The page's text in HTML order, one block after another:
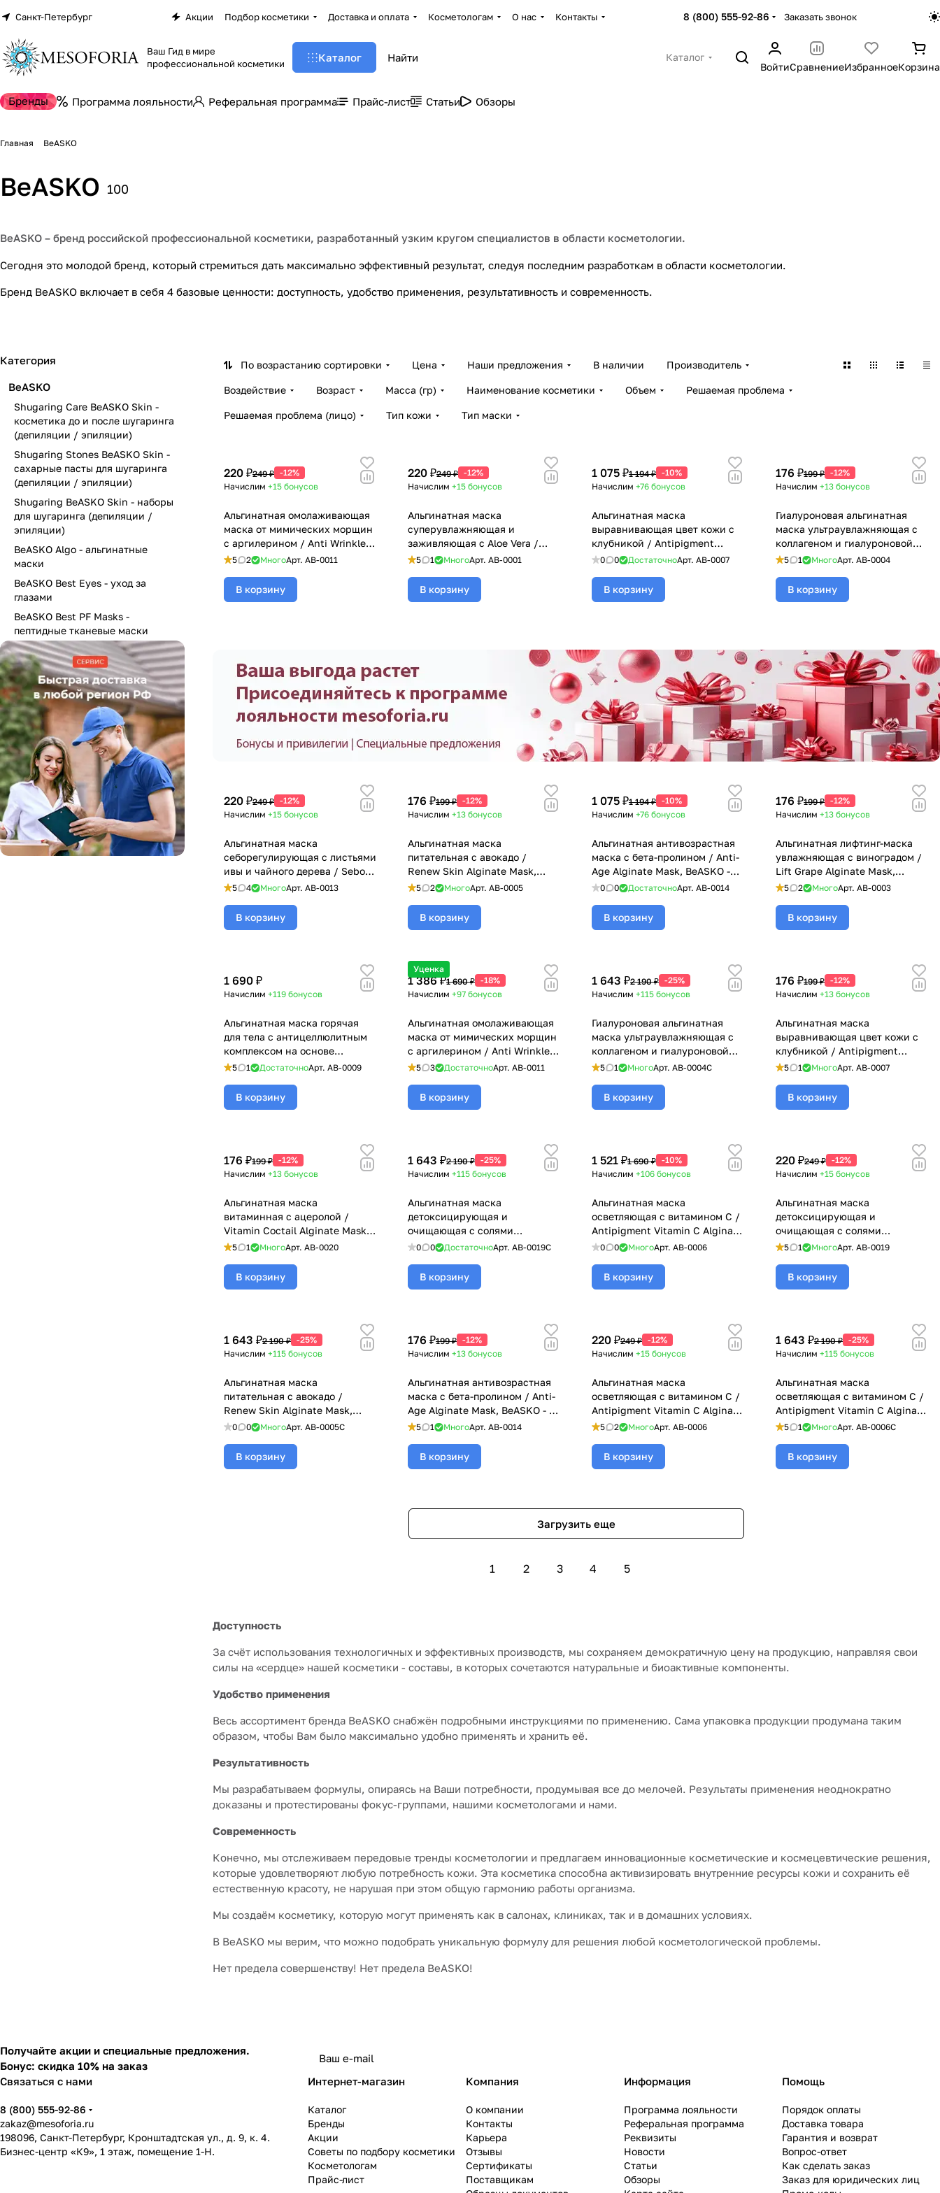
Санкт-Петербург Акции Подбор косметики Доставка и оплата Косметологам О нас Контакты 8 (800) 555-92-86 Заказать звонок
Ваш Гид в мире
профессиональной косметики
Каталог
Каталог
ВойтиСравнениеИзбранноеКорзина
Бренды Программа лояльности Реферальная программа Прайс-лист Статьи Обзоры
Главная BeASKO
BeASKO 100
BeASKO – бренд российской профессиональной косметики, разработанный узким кругом специалистов в области косметологии.
Сегодня это молодой бренд, который стремиться дать максимально эффективный результат, следуя последним разработкам в области косметологии.
Бренд BeASKO включает в себя 4 базовые ценности: доступность, удобство применения, результативность и современность.
Shugaring Care BeASKO
после шугаринга
13 товаров
Shugaring Stones BeASKO
для шугаринга
12 товаров
Shugaring BeASKO Skin -
(депиляции / эпиляции)
6 товаров
BeASKO Algo -
49 товаров
BeASKO Best Eyes - уход
BeASKO Best PF Masks -
пептидные тканевые
По возрастанию сортировки Цена Наши предложения В наличии Производитель
Воздействие Возраст Масса (гр) Наименование косметики Объем Решаемая проблема
Решаемая проблема (лицо) Тип кожи Тип маски
220 ₽249 ₽ -12%
Начислим +15 бонусов
Альгинатная омолаживающая
маска от мимических морщин
с аргилерином / Anti Wrinkles
Alginate Mask, BeASKO - 30 гр
5 2 МногоАрт. AB-0011
В корзину
220 ₽249 ₽ -12%
Начислим +15 бонусов
Альгинатная маска
суперувлажняющая и
заживляющая с Aloe Vera /
Hydra Recovery Alginate Mask,
5 1 МногоАрт. AB-0001
В корзину
1 075 ₽1 194 ₽ -10%
Начислим +76 бонусов
Альгинатная маска
выравнивающая цвет кожи с
клубникой / Antipigment
Strawberry Alginate Mask,
0 0 ДостаточноАрт. AB-0007
В корзину
176 ₽199 ₽ -12%
Начислим +13 бонусов
Гиалуроновая альгинатная
маска ультраувлажняющая с
коллагеном и гиалуроновой
кислотой / Hyaluronic &
BeASKO - 30 гр
5 1 МногоАрт. AB-0004
В корзину
220 ₽249 ₽ -12%
Начислим +15 бонусов
Альгинатная маска
себорегулирующая с листьями
ивы и чайного дерева / Sebo
Norm Alginate Mask, BeASKO -
5 4 МногоАрт. AB-0013
В корзину
176 ₽199 ₽ -12%
Начислим +13 бонусов
Альгинатная маска
питательная с авокадо /
Renew Skin Alginate Mask,
BeASKO - 30 гр
5 2 МногоАрт. AB-0005
В корзину
1 075 ₽1 194 ₽ -10%
Начислим +76 бонусов
Альгинатная антивозрастная
маска с бета-пролином / Anti-
Age Alginate Mask, BeASKO -
6*30 гр
0 0 ДостаточноАрт. AB-0014
В корзину
176 ₽199 ₽ -12%
Начислим +13 бонусов
Альгинатная лифтинг-маска
увлажняющая с виноградом /
Lift Grape Alginate Mask,
BeASKO - 30 гр
5 2 МногоАрт. AB-0003
В корзину
1 690 ₽
Начислим +119 бонусов
Альгинатная маска горячая
для тела с антицеллюлитным
комплексом на основе
ананаса / Lipo Hot Alginate
5 1 ДостаточноАрт. AB-0009
В корзину
Уценка
1 386 ₽1 690 ₽ -18%
Начислим +97 бонусов
Альгинатная омолаживающая
маска от мимических морщин
с аргилерином / Anti Wrinkles
Alginate Mask, BeASKO - 6*30
5 3 ДостаточноАрт. AB-0011
В корзину
1 643 ₽2 190 ₽ -25%
Начислим +115 бонусов
Гиалуроновая альгинатная
маска ультраувлажняющая с
коллагеном и гиалуроновой
кислотой / Hyaluronic &
BeASKO - 350 гр
5 1 МногоАрт. AB-0004C
В корзину
176 ₽199 ₽ -12%
Начислим +13 бонусов
Альгинатная маска
выравнивающая цвет кожи с
клубникой / Antipigment
Strawberry Alginate Mask,
5 1 МногоАрт. AB-0007
В корзину
176 ₽199 ₽ -12%
Начислим +13 бонусов
Альгинатная маска
витаминная с ацеролой /
Vitamin Coctail Alginate Mask,
BeASKO - 30 гр
5 1 МногоАрт. AB-0020
В корзину
1 643 ₽2 190 ₽ -25%
Начислим +115 бонусов
Альгинатная маска
детоксицирующая и
очищающая с солями
Мертвого моря / Detox Dead
350 гр
0 0 ДостаточноАрт. AB-0019C
В корзину
1 521 ₽1 690 ₽ -10%
Начислим +106 бонусов
Альгинатная маска
осветляющая с витамином С /
Antipigment Vitamin C Alginate
Mask, BeASKO - 6*30 гр
0 0 МногоАрт. AB-0006
В корзину
220 ₽249 ₽ -12%
Начислим +15 бонусов
Альгинатная маска
детоксицирующая и
очищающая с солями
Мертвого моря / Detox Dead
5 1 МногоАрт. AB-0019
В корзину
1 643 ₽2 190 ₽ -25%
Начислим +115 бонусов
Альгинатная маска
питательная с авокадо /
Renew Skin Alginate Mask,
BeASKO - 350 гр
0 0 МногоАрт. AB-0005C
В корзину
176 ₽199 ₽ -12%
Начислим +13 бонусов
Альгинатная антивозрастная
маска с бета-пролином / Anti-
Age Alginate Mask, BeASKO - 30
гр5 1 МногоАрт. AB-0014
В корзину
220 ₽249 ₽ -12%
Начислим +15 бонусов
Альгинатная маска
осветляющая с витамином С /
Antipigment Vitamin C Alginate
Mask, BeASKO - 30 гр
5 2 МногоАрт. AB-0006
В корзину
1 643 ₽2 190 ₽ -25%
Начислим +115 бонусов
Альгинатная маска
осветляющая с витамином С /
Antipigment Vitamin C Alginate
Mask, BeASKO - 350 гр
5 1 МногоАрт. AB-0006C
В корзину
Загрузить еще
1 2 3 4 5
Доступность
За счёт использования технологичных и эффективных производств, мы сохраняем демократичную цену на продукцию, направляя свои
силы на «сердце» нашей косметики - составы, в которых сочетаются натуральные и биоактивные компоненты.
Удобство применения
Весь ассортимент бренда BeASKO снабжён подробными инструкциями по применению. Сама упаковка продукции продумана таким
образом, чтобы Вам было максимально удобно применять и хранить её.
Результативность
Мы разрабатываем формулы, опираясь на Ваши потребности, продумывая все до мелочей. Результаты применения неоднократно
доказаны и протестированы фокус-группами, нашими косметологами и нами.
Современность
Конечно, мы отслеживаем передовые тренды косметологии и предлагаем инновационные косметические и космецевтические решения,
которые удовлетворяют любую потребность кожи. Эта косметика способна активизировать внутренние ресурсы кожи и сохранить её
естественную красоту, не нарушая при этом общую гармонию работы организма.
Мы создаём косметику, которую могут применять как в салонах, клиниках, так и в домашних условиях.
В BeASKO мы верим, что можно подобрать уникальную формулу для решения любой косметологической проблемы.
Нет предела совершенству! Нет предела BeASKO!
Категория
BeASKO
Shugaring Care BeASKO Skin -
косметика до и после шугаринга
(депиляции / эпиляции)
Shugaring Stones BeASKO Skin -
сахарные пасты для шугаринга
(депиляции / эпиляции)
Shugaring BeASKO Skin - наборы
для шугаринга (депиляции /
эпиляции)
BeASKO Algo - альгинатные
маски
BeASKO Best Eyes - уход за
глазами
BeASKO Best PF Masks -
пептидные тканевые маски
Получайте акции и специальные предложения.
Бонус: скидка 10% на заказ
Связаться с нами
8 (800) 555-92-86
zakaz@mesoforia.ru
198096, Санкт-Петербург, Кронштадтская ул., д. 9, к. 4.
Бизнес-центр «К9», 1 этаж, помещение 1-Н.
Интернет-магазин
Каталог
Бренды
Акции
Советы по подбору косметики
Косметологам
Прайс-лист
Компания
О компании
Контакты
Карьера
Отзывы
Сертификаты
Поставщикам
Информация
Программа лояльности
Реферальная программа
Реквизиты
Новости
Статьи
Обзоры
Помощь
Порядок оплаты
Доставка товара
Гарантия и возврат
Вопрос-ответ
Как сделать заказ
Заказ для юридических лиц